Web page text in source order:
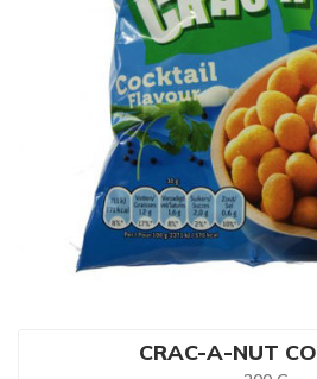
CRAC-A-NUT